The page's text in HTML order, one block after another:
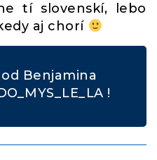
tí slovenskí, lebo
aj chorí
Benjamina
!